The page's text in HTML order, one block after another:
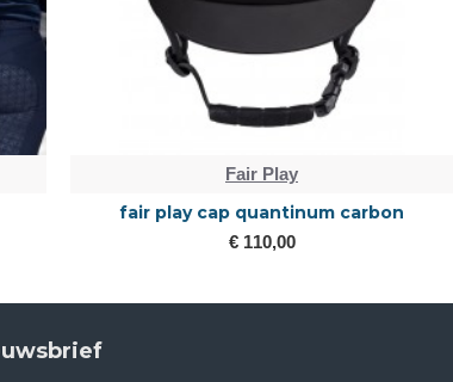
Fair Play
fair play cap quantinum carbon
€ 110,00